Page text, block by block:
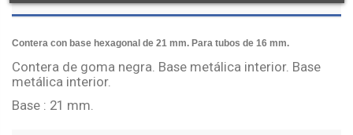
Contera con base hexagonal de 21 mm. Para tubos de 16 mm.
Contera de goma negra. Base metálica interior. Base
metálica interior.
Base : 21 mm.